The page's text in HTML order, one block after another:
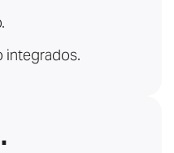
integrados.